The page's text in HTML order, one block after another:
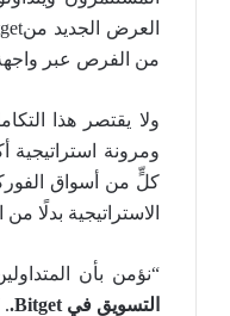
من الفرص عبر
ولا يقتصر هذا
ومرونة استراتيجية
كلٍّ من أسواق
الاستراتيجية بدلًا
“نؤمن بأن
التسويق فيBitget
.
.